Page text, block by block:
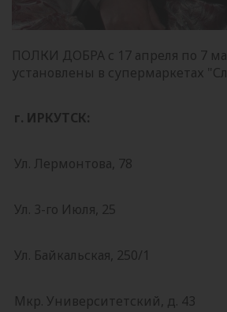
ПОЛКИ ДОБРА с 17 апреля по 7
установлены в супермаркетах
г. ИРКУТСК:
Ул. Лермонтова, 78
Ул. 3-го Июля, 25
Ул. Байкальская, 250/1
Мкр. Университетский, д. 43